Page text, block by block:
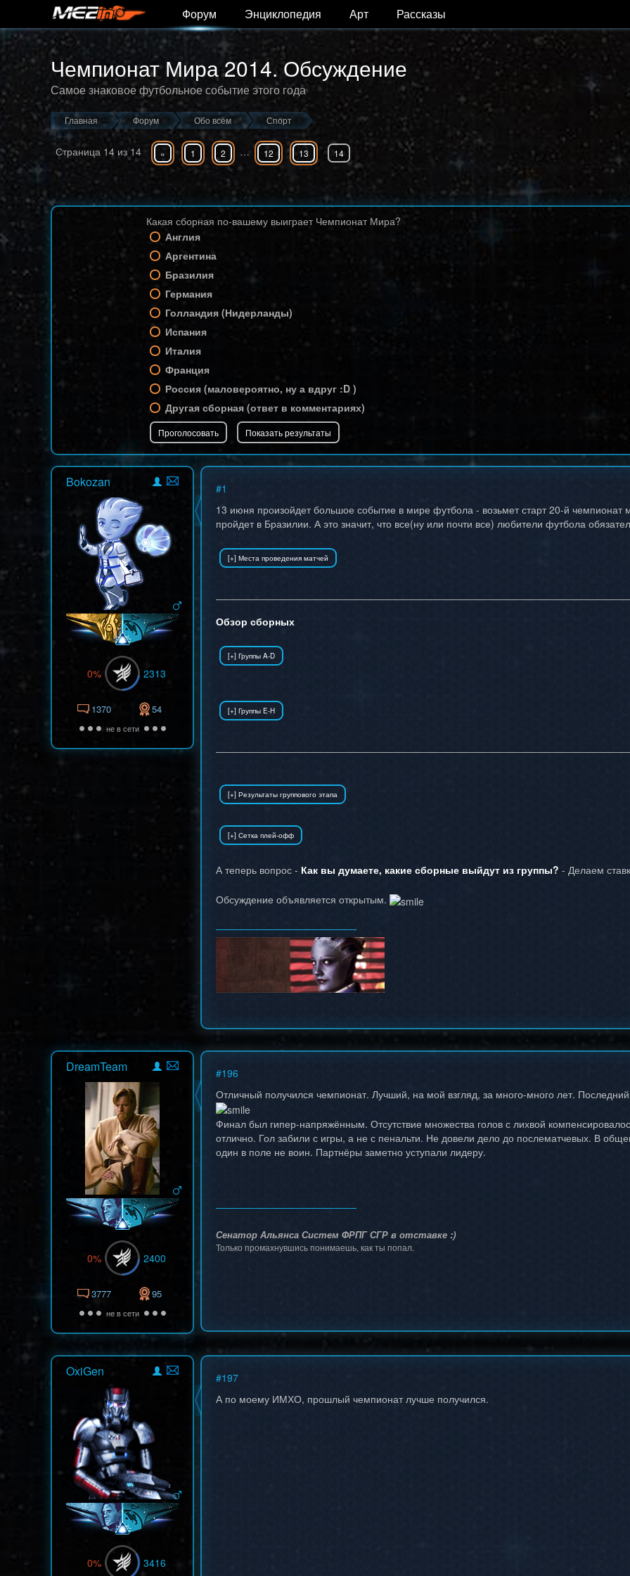
Форум Энциклопедия Арт Рассказы
Чемпионат Мира 2014. Обсуждение
Самое знаковое футбольное событие этого года
Главная Форум Обо всём Спорт
Страница 14 из14 « 1 2 … 12 13 14
Какая сборная по-вашему выиграет Чемпионат Мира?
Англия
Аргентина
Бразилия
Германия
Голландия (Нидерланды)
Испания
Италия
Франция
Россия (маловероятно, ну а вдруг :D )
Другая сборная (ответ в комментариях)
Bokozan
0% 2313
1370 54
не в сети
#1
13 июня произойдет большое событие в мире футбола - возьмет старт 20-й чемпионат
пройдет в Бразилии. А это значит, что все(ну или почти все) любители футбола
Обзор сборных
А теперь вопрос - Как вы думаете, какие сборные выйдут из группы? - Делаем
Обсуждение объявляется открытым.
DreamTeam
0% 2400
3777 95
не в сети
#196
Отличный получился чемпионат. Лучший, на мой взгляд, за много-много лет.
Финал был гипер-напряжённым. Отсутствие множества голов с лихвой
отлично. Гол забили с игры, а не с пенальти. Не довели дело до послематчевых. В
один в поле не воин. Партнёры заметно уступали лидеру.
Сенатор Альянса Систем ФРПГ СГР в отставке :)
Только промахнувшись понимаешь, как ты попал.
OxiGen
0% 3416
#197
А по моему ИМХО, прошлый чемпионат лучше получился.